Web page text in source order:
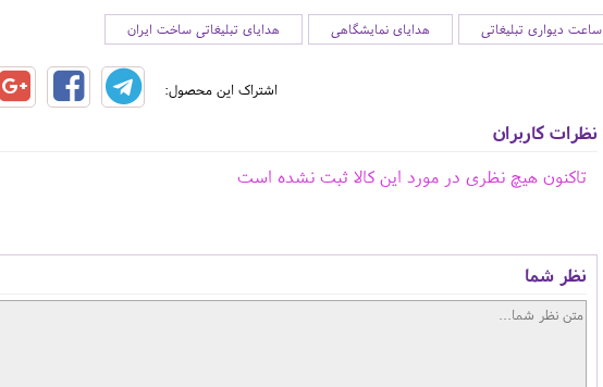
ساعت دیواری تبلیغاتی هدایای نمایشگاهی هدایای تبلیغاتی ساخت ایران
اشتراک این محصول:
نظرات کاربران
تاکنون هیچ نظری در مورد این کالا ثبت نشده است
نظر شما